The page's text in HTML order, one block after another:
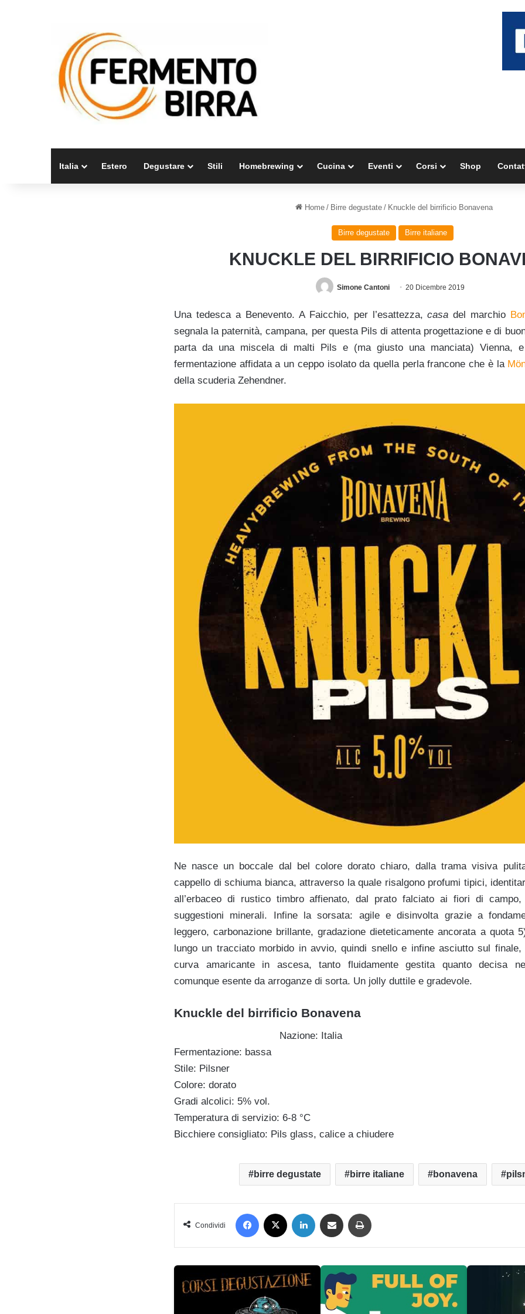
Italia Estero Degustare Stili Homebrewing Cucina Eventi Corsi Shop
Home / Birre degustate / Knuckle del birrificio Bonavena
Birre degustate Birre italiane
KNUCKLE DEL BIRRIFICIO
Simone Cantoni 20 Dicembre 2019
Una tedesca a Benevento. A Faicchio, per l’esattezza,casa del marchio
segnala la paternità, campana, per questa Pils di attenta progettazione e di
parta da una miscela di malti Pils e (ma giusto una manciata) Vienna,
fermentazione affidata a un ceppo isolato da quella perla francone che è la
della scuderia Zehendner.
Ne nasce un boccale dal bel colore dorato chiaro, dalla trama visiva
cappello di schiuma bianca, attraverso la quale risalgono profumi tipici,
all’erbaceo di rustico timbro affienato, dal prato falciato ai fiori di
suggestioni minerali. Infine la sorsata: agile e disinvolta grazie a
leggero, carbonazione brillante, gradazione dieteticamente ancorata a quota
lungo un tracciato morbido in avvio, quindi snello e infine asciutto sul
curva amaricante in ascesa, tanto fluidamente gestita quanto decisa
comunque esente da arroganze di sorta. Un jolly duttile e gradevole.
Knuckle del birrificio Bonavena
Nazione: Italia
Fermentazione: bassa
Stile: Pilsner
Colore: dorato
Gradi alcolici: 5% vol.
Temperatura di servizio: 6-8 °C
Bicchiere consigliato: Pils glass, calice a chiudere
birre degustate birre italiane bonavena
Condividi
Facebook LinkedIn Condividi via mail